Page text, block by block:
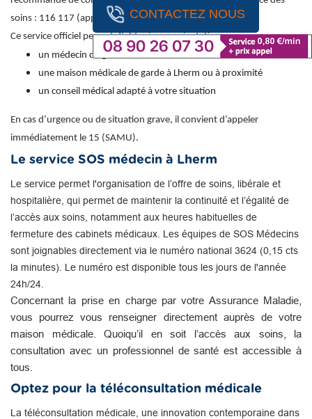
CONTACTEZ NOUS
soins : 116 117 (appel gratuit).
Ce service officiel permet d’obtenir une orientation vers :
un médecin de garde
une maison médicale de garde à Lherm ou à proximité
un conseil médical adapté à votre situation
En cas d’urgence ou de situation grave, il convient d’appeler
immédiatement le 15 (SAMU).
Le service SOS médecin à Lherm
Le service permet l'organisation de l’offre de soins, libérale et
hospitalière, qui permet de maintenir la continuité et l’égalité de
l’accès aux soins, notamment aux heures habituelles de
fermeture des cabinets médicaux. Les équipes de SOS Médecins
sont joignables directement via le numéro national 3624 (0,15 cts
la minutes). Le numéro est disponible tous les jours de l'année
24h/24.
Concernant la prise en charge par votre Assurance Maladie,
vous pourrez vous renseigner directement auprès de votre
maison médicale. Quoiqu’il en soit l’accès aux soins, la
consultation avec un professionnel de santé est accessible à
tous.
Optez pour la téléconsultation médicale
La téléconsultation médicale, une innovation contemporaine dans